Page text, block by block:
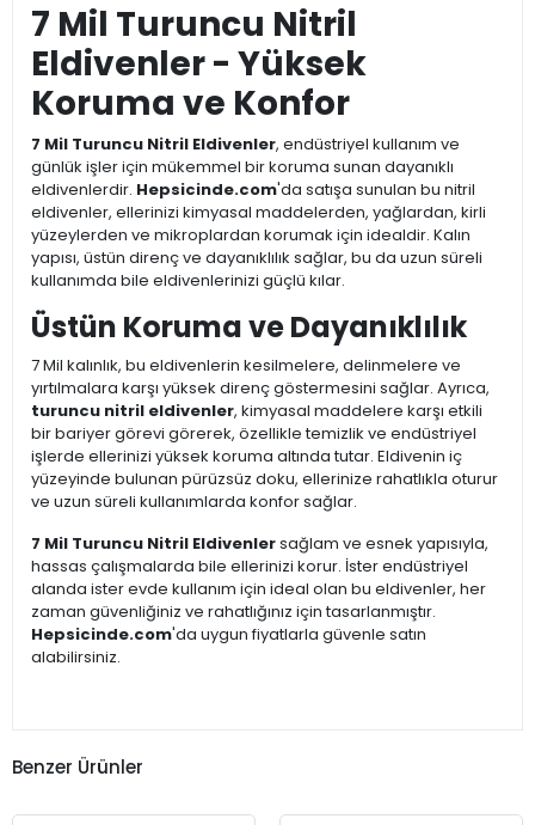
7 Mil Turuncu Nitril
Eldivenler - Yüksek
Koruma ve Konfor
7 Mil Turuncu Nitril Eldivenler, endüstriyel kullanım ve
günlük işler için mükemmel bir koruma sunan dayanıklı
eldivenlerdir. Hepsicinde.com'da satışa sunulan bu nitril
eldivenler, ellerinizi kimyasal maddelerden, yağlardan, kirli
yüzeylerden ve mikroplardan korumak için idealdir. Kalın
yapısı, üstün direnç ve dayanıklılık sağlar, bu da uzun süreli
kullanımda bile eldivenlerinizi güçlü kılar.
Üstün Koruma ve Dayanıklılık
7 Mil kalınlık, bu eldivenlerin kesilmelere, delinmelere ve
yırtılmalara karşı yüksek direnç göstermesini sağlar. Ayrıca,
turuncu nitril eldivenler, kimyasal maddelere karşı etkili
bir bariyer görevi görerek, özellikle temizlik ve endüstriyel
işlerde ellerinizi yüksek koruma altında tutar. Eldivenin iç
yüzeyinde bulunan pürüzsüz doku, ellerinize rahatlıkla oturur
ve uzun süreli kullanımlarda konfor sağlar.
7 Mil Turuncu Nitril Eldivenlersağlam ve esnek yapısıyla,
hassas çalışmalarda bile ellerinizi korur. İster endüstriyel
alanda ister evde kullanım için ideal olan bu eldivenler, her
zaman güvenliğiniz ve rahatlığınız için tasarlanmıştır.
Hepsicinde.com'da uygun fiyatlarla güvenle satın
alabilirsiniz.
Benzer Ürünler